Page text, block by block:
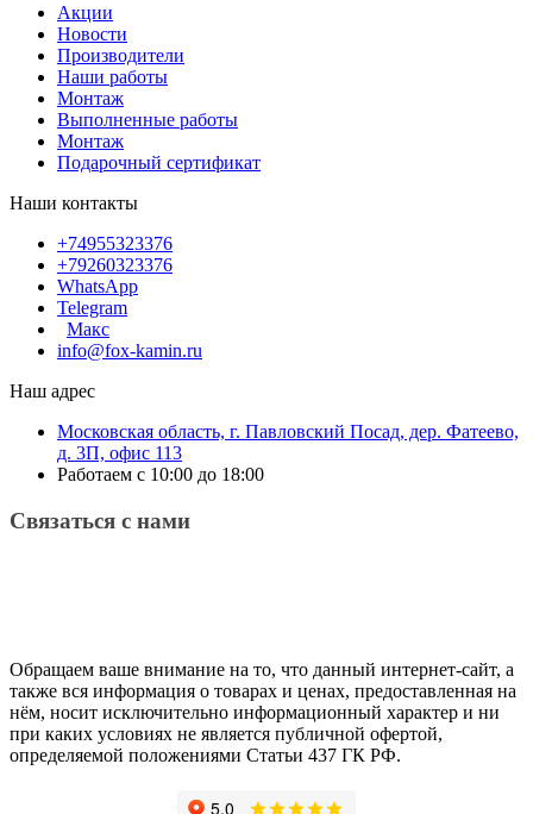
Акции
Новости
Производители
Наши работы
Монтаж
Выполненные работы
Монтаж
Подарочный сертификат
Наши контакты
+74955323376
+79260323376
WhatsApp
Telegram
Макс
info@fox-kamin.ru
Наш адрес
Московская область, г. Павловский Посад, дер. Фатеево,
д. 3П, офис 113
Работаем с 10:00 до 18:00
Связаться с нами
Обращаем ваше внимание на то, что данный интернет-сайт, а
также вся информация о товарах и ценах, предоставленная на
нём, носит исключительно информационный характер и ни
при каких условиях не является публичной офертой,
определяемой положениями Статьи 437 ГК РФ.